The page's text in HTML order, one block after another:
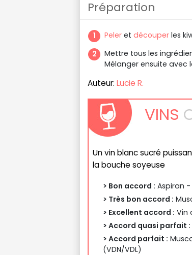
Préparation
Peler et découper les
Mettre tous les
Mélanger ensuite avec
Auteur: Lucie R.
VINS
Un vin blanc sucré
la bouche soyeuse
> Bon accord : Aspiran
> Très bon accord :
> Excellent accord : Vin
> Accord quasi parfait :
> Accord parfait :
(VDN/VDL)